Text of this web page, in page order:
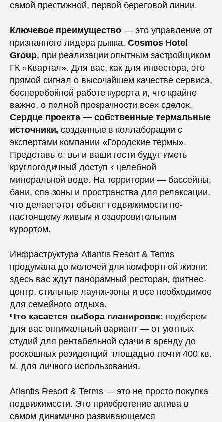
самой престижной, первой береговой линии.
Ключевое преимущество — это управление от
признанного лидера рынка, Cosmos Hotel
Group, при реализации опытным застройщиком
ГК «Квартал». Для вас, как для инвестора, это
прямой сигнал о высочайшем качестве сервиса,
бесперебойной работе курорта и, что крайне
важно, о полной прозрачности всех сделок.
Сердце проекта — собственные термальные
источники, созданные в коллаборации с
экспертами компании «Городские термы».
Представьте: вы и ваши гости будут иметь
круглогодичный доступ к целебной
минеральной воде. На территории — бассейны,
бани, спа-зоны и пространства для релаксации,
что делает этот объект недвижимости по-
настоящему живым и оздоровительным
курортом.
Инфраструктура Atlantis Resort & Terms
продумана до мелочей для комфортной жизни:
здесь вас ждут панорамный ресторан, фитнес-
центр, стильные лаунж-зоны и все необходимое
для семейного отдыха.
Что касается выбора планировок: подберем
для вас оптимальный вариант — от уютных
студий для рентабельной сдачи в аренду до
роскошных резиденций площадью почти 400 кв.
м. для личного использования.
Atlantis Resort & Terms — это не просто покупка
недвижимости. Это приобретение актива в
самом динамично развивающемся